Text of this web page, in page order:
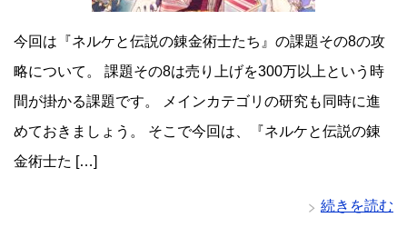
今回は『ネルケと伝説の錬金術士たち』の課題その8の攻
略について。 課題その8は売り上げを300万以上という時
間が掛かる課題です。 メインカテゴリの研究も同時に進
めておきましょう。 そこで今回は、『ネルケと伝説の錬
金術士た […]
続きを読む